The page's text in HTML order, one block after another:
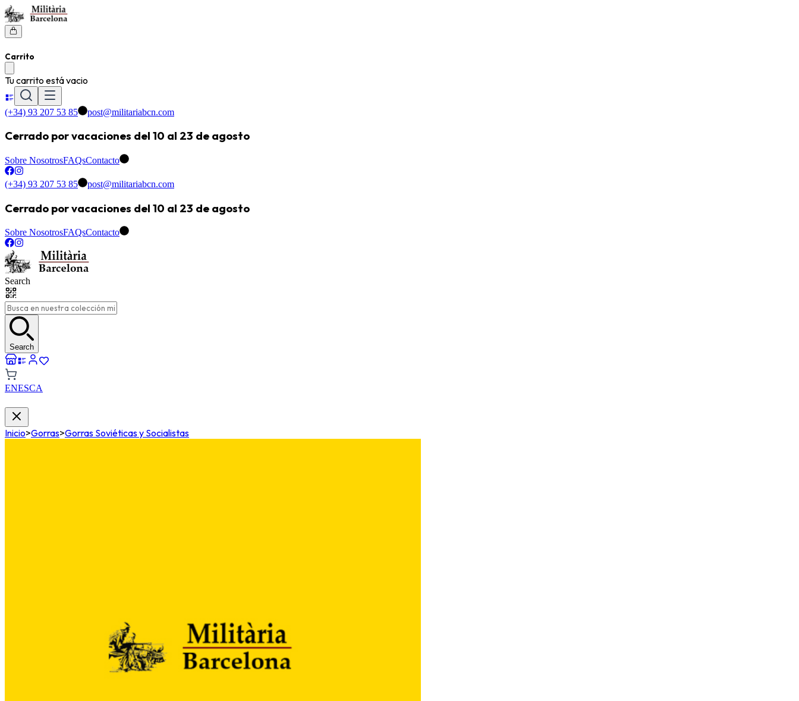
Carrito
Tu carrito está vacio
(+34) 93 207 53 85 post@militariabcn.com
Cerrado por vacaciones del 10 al 23 de agosto
Sobre NosotrosFAQsContacto
(+34) 93 207 53 85 post@militariabcn.com
Cerrado por vacaciones del 10 al 23 de agosto
Sobre NosotrosFAQsContacto
Search
Search
ENESCA
Inicio>Gorras>Gorras Soviéticas y Socialistas